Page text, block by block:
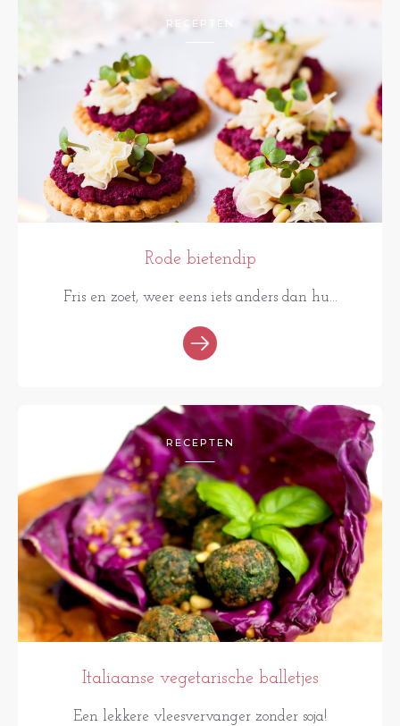
RECEPTEN
Rode bietendip
Fris en zoet, weer eens iets anders dan hu...
RECEPTEN
Italiaanse vegetarische balletjes
Een lekkere vleesvervanger zonder soja!